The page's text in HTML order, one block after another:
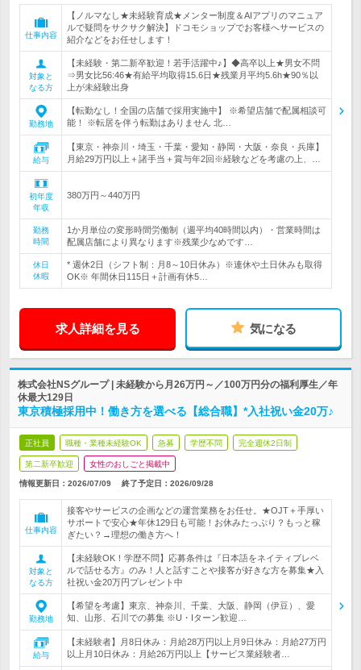
仕事内容
【ノルマなし★未経験育成★メンター制度＆AIアプリのマニュア
ルで疑問をサクサク解決】ドコモショップでお客様へサービスの
紹介などをお任せします！
対象と
なる方
【未経験・第二新卒歓迎！若手活躍中♪】◆高卒以上★男女不問
⇒男女比56:46★有給平均取得15.6日★残業月平均5.6h★90％以
上が未経験出身
勤務地
【転勤なし！全国の店舗で採用実施中】 ※希望店舗で配属相談可
能！ ※転居を伴う転勤はありません 北…
給与
【東京・神奈川・埼玉・千葉・愛知・静岡・大阪・奈良・兵庫】
月給29万円以上＋諸手当＋賞与年2回※経験などを考慮の上、…
初年度
年収
380万円～440万円
勤務
時間
1か月単位の変形時間労働制（週平均40時間以内）・営業時間は
配属店舗により異なります※残業少なめです…
休日
休暇
* 週休2日（シフト制：月8～10日休み）※連休や土日休みも取得
OK※ 年間休日115日＋計画有休5…
求人詳細を見る 気になる
株式会社NSグループ | 未経験から月26万円～／100万円分の福利厚生／年
休最大129日
東京積極採用中！働き方を選べる【総合職】*入社祝い金20万♪
正社員 職種・業種未経験OK 急募 学歴不問 完全週休2日制
第二新卒歓迎 女性のおしごと掲載中
情報更新日：2026/07/09 終了予定日： 2026/09/28
仕事内容
接客やサービスの企画などの運営業務をお任せ。★OJT＋手厚い
サポートで安心★年休129日も可能！お休みたっぷり？もっと稼
ぎたい？→理想の働き方へ！
対象と
なる方
【未経験OK！学歴不問】応募条件は『日本語をネイティブレベ
ルで話せる方』のみ！人と話すことや接客が好きな方を募集★入
社祝い金20万円プレゼント中
勤務地
【希望を考慮】東京、神奈川、千葉、大阪、静岡（伊豆）、愛
知、山形、石川での募集 ※U・Iターン歓迎…
給与
【未経験者】月8日休み：月給28万円以上月9日休み：月給27万円
以上月10日休み：月給26万円以上【サービス業経験者…